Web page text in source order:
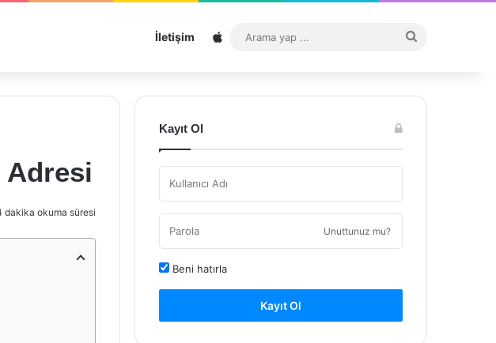
İletişim Sitemap
...
Adresi
dakika okuma süresi
Kayıt Ol
Unuttunuz mu?
Beni hatırla
Kayıt Ol